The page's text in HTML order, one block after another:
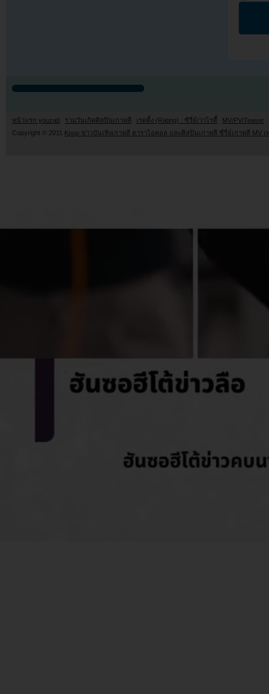
หน้าแรก youzab รวมวันเกิดศิลปินเกาหลี เรตติ้ง (Rating) : ซีรี่ย์/วาไรตี้
MV/PV/Teaser
Copyright © 2011 Kpop ข่าวบันเทิงเกาหลี ดาราไอดอล และศิลปินเกาหลี ซีรี่ย์เกาหลี MV